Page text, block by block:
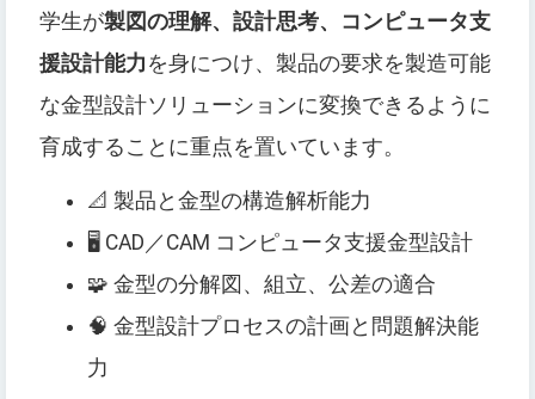
学生が製図の理解、設計思考、コンピュータ支
援設計能力 を身につけ、製品の要求を製造可能
な金型設計ソリューションに変換できるように
育成することに重点を置いています。
📐 製品と金型の構造解析能力
🖥 CAD／CAM コンピュータ支援金型設計
🧩 金型の分解図、組立、公差の適合
🧠 金型設計プロセスの計画と問題解決能
力